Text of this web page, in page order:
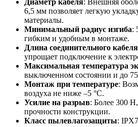
Диаметр кабеля: Внешняя
6,5 мм позволяет легкую
материалы.
Минимальный радиус изгиба:
гибким и удобным в монтаже.
Длина соединительного кабеля
упрощает подключение к
Максимальная температура
выключенном состоянии и до
Монтаж при температуре:
воздуха не ниже –5 °С.
Усилие на разрыв: Более 300
прочности конструкции.
Класс пылевлагозащиты: